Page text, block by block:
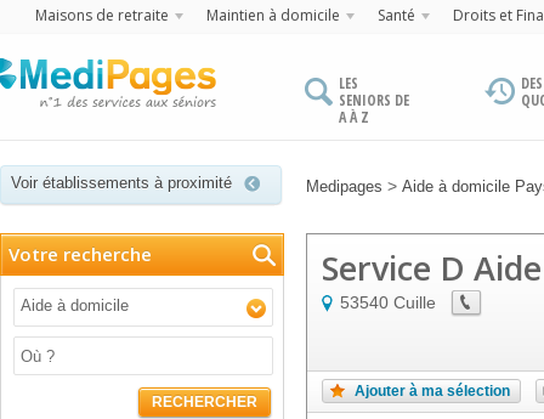
Maisons de retraite Maintien à domicile Santé Droits et
LES
SENIORS DE
A À Z
Voir établissements à proximité Medipages > Aide à domicile
Votre recherche
Aide à domicile
RECHERCHER
Service D
53540 Cuille
Ajouter à ma sélection